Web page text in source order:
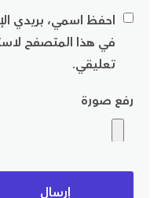
احفظ اسمي، بريدي
في هذا المتصفح
تعليقي.
رفع صورة